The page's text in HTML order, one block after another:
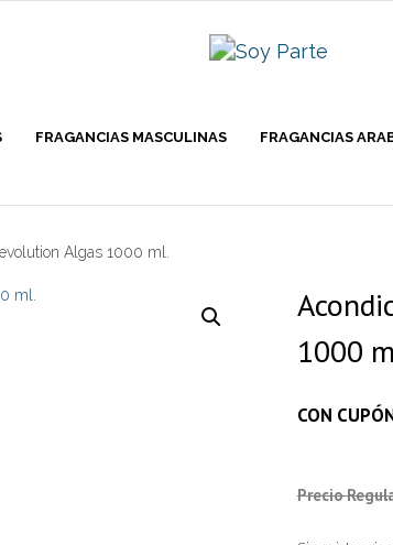
FRAGANCIAS MASCULINAS FRAGANCIAS
Algas 1000 ml.
1000
CON
Precio